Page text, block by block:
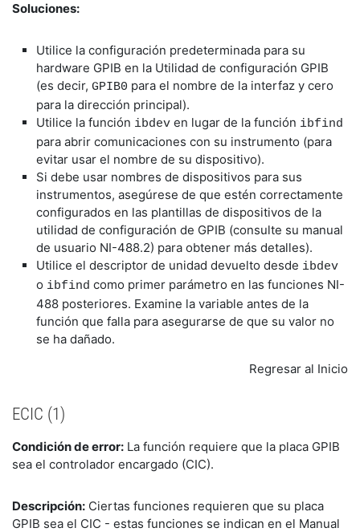
Soluciones:
Utilice la configuración predeterminada para su
hardware GPIB en la Utilidad de configuración GPIB
(es decir, GPIB0 para el nombre de la interfaz y cero
para la dirección principal).
Utilice la función ibdev en lugar de la función ibfind
para abrir comunicaciones con su instrumento (para
evitar usar el nombre de su dispositivo).
Si debe usar nombres de dispositivos para sus
instrumentos, asegúrese de que estén correctamente
configurados en las plantillas de dispositivos de la
utilidad de configuración de GPIB (consulte su manual
de usuario NI-488.2) para obtener más detalles).
Utilice el descriptor de unidad devuelto desde ibdev
o ibfind como primer parámetro en las funciones NI-
488 posteriores. Examine la variable antes de la
función que falla para asegurarse de que su valor no
se ha dañado.
Regresar al Inicio
ECIC (1)
Condición de error: La función requiere que la placa GPIB
sea el controlador encargado (CIC).
Descripción: Ciertas funciones requieren que su placa
GPIB sea el CIC - estas funciones se indican en el Manual